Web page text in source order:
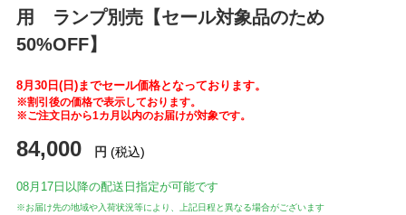
用 ランプ別売【セール対象品のため
50%OFF】
8月30日(日)までセール価格となっております。
※割引後の価格で表示しております。
※ご注文日から1カ月以内のお届けが対象です。
84,000 円 (税込)
08月17日 以降の配送日指定が可能です
※お届け先の地域や入荷状況等により、上記日程と異なる場合がございます